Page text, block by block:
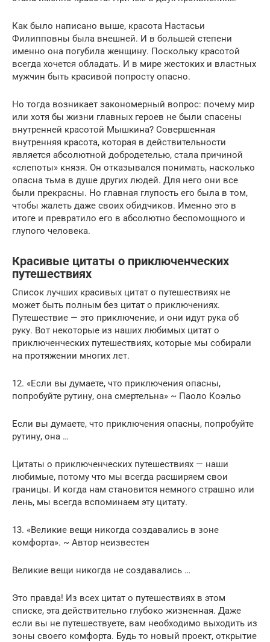
Как было написано выше, красота Настасьи
Филипповны была внешней. И в большей степени
именно она погубила женщину. Поскольку красотой
всегда хочется обладать. И в мире жестоких и властных
мужчин быть красивой попросту опасно.
Но тогда возникает закономерный вопрос: почему мир
или хотя бы жизни главных героев не были спасены
внутренней красотой Мышкина? Совершенная
внутренняя красота, которая в действительности
является абсолютной добродетелью, стала причиной
«слепоты» князя. Он отказывался понимать, насколько
опасна тьма в душе других людей. Для него они все
были прекрасны. Но главная глупость его была в том,
чтобы жалеть даже своих обидчиков. Именно это в
итоге и превратило его в абсолютно беспомощного и
глупого человека.
Красивые цитаты о приключенческих
путешествиях
Список лучших красивых цитат о путешествиях не
может быть полным без цитат о приключениях.
Путешествие — это приключение, и они идут рука об
руку. Вот некоторые из наших любимых цитат о
приключенческих путешествиях, которые мы собирали
на протяжении многих лет.
12. «Если вы думаете, что приключения опасны,
попробуйте рутину, она смертельна» ~ Паоло Коэльо
Если вы думаете, что приключения опасны, попробуйте
рутину, она …
Цитаты о приключенческих путешествиях — наши
любимые, потому что мы всегда расширяем свои
границы. И когда нам становится немного страшно или
лень, мы всегда вспоминаем эту цитату.
13. «Великие вещи никогда создавались в зоне
комфорта». ~ Автор неизвестен
Великие вещи никогда не создавались …
Это правда! Из всех цитат о путешествиях в этом
списке, эта действительно глубоко жизненная. Даже
если вы не путешествуете, вам необходимо выходить из
зоны своего комфорта. Будь то новый проект, открытие